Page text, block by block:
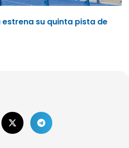
su quinta pista de